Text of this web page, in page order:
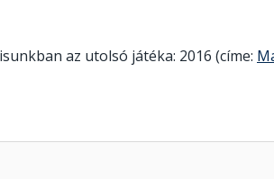
az utolsó játéka: 2016 (címe: